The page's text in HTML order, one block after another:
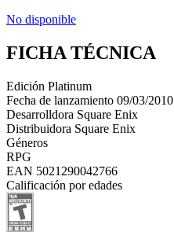
No disponible
FICHA TÉCNICA
Edición Platinum
Fecha de lanzamiento 09/03/2010
Desarrolldora Square Enix
Distribuidora Square Enix
Géneros
RPG
EAN 5021290042766
Calificación por edades